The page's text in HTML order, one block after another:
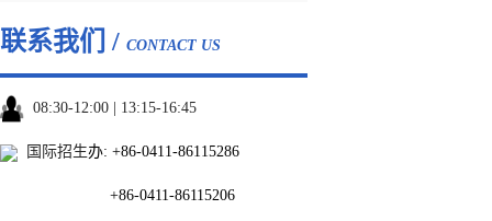
联系我们 / CONTACT US
08:30-12:00 | 13:15-16:45
国际招生办: +86-0411-86115286
+86-0411-86115206